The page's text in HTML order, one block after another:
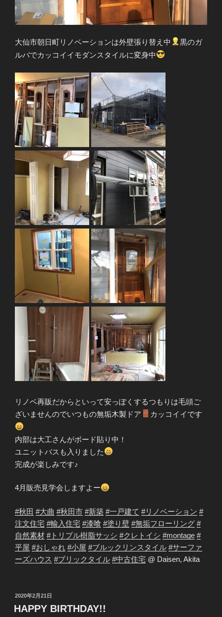
大仙市朝日町リノベーションは外壁張り替え中
黒のガ
ルバでカッコイイモダンスタイルに変身中
リノベ再販だからといって安っぽくするつもりは毛頭ご
ざいませんのでいつもの無垢木製ドア
カッコイイです
内部は大工さんがボード貼り中！
ユニットバスも入りました
完成が楽しみです♪
4月販売見学会しますよー
#秋田 #大曲 #秋田市 #新築 #一戸建て #リノベーション #
注文住宅 #輸入住宅 #漆喰 #塗り壁 #無垢フローリング #
自然素材 #トリプル樹脂サッシ #クレトイシ #montage #
平屋 #おしゃれ #小屋 #ブルックリンスタイル #サーファ
ーズハウス #ブリックタイル #中古住宅 @ Daisen, Akita
投
稿
日:
2020年2月21日
HAPPY BIRTHDAY!!